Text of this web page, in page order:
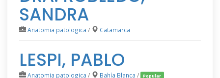
SANDRA
Anatomia patologica / Catamarca
LESPI, PABLO
Anatomia patologica / Bahía Blanca / Popular